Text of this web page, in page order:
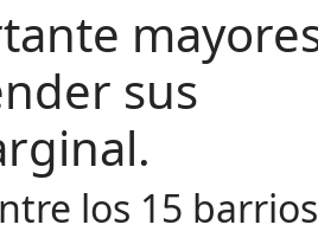
sus
los 15 barrios